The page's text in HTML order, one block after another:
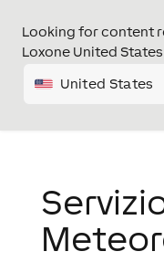
Looking for content
Loxone United
United States